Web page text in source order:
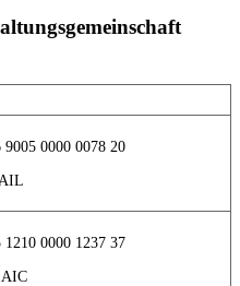
0000 0078 20
0000 1237 37